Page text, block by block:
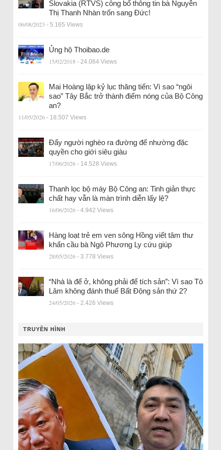
Slovakia (RTVS) công bố thông tin bà Nguyễn
Thị Thanh Nhàn trốn sang Đức!
06/08/2023 - 5.165 Views
Ủng hộ Thoibao.de
15/02/2018 - 24.064 Views
Mai Hoàng lập kỷ lục thăng tiến: Vì sao “ngôi
sao” Tây Bắc trở thành điểm nóng của Bộ Công
an?
11/05/2026 - 18.507 Views
Đẩy người nghèo ra đường để nhường đặc
quyền cho giới siêu giàu
17/06/2026 - 14.528 Views
Thanh lọc bộ máy Bộ Công an: Tinh giản thực
chất hay vẫn là màn trình diễn lấy lệ?
16/06/2026 - 4.942 Views
Hàng loạt trẻ em ven sông Hồng viết tâm thư
khẩn cầu bà Ngô Phương Ly cứu giúp
28/05/2026 - 3.778 Views
“Nhà là để ở, không phải để tích sản”: Vì sao Tô
Lâm không đánh thuế Bất Động sản thứ 2?
24/05/2026 - 2.426 Views
TRUYỀN HÌNH